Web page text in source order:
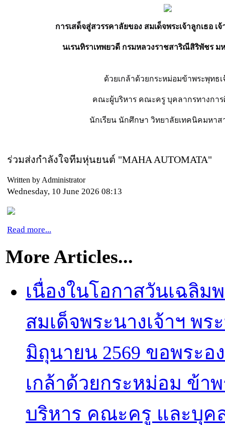
การเสด็จสู่สวรรคาลัยของ สมเด็จพระเจ้าลูกเธอ เ
นเรนทิราเทพยวดี กรมหลวงราชสาริณีสิริพัชร ม
ด้วยเกล้าด้วยกระหม่อมข้าพระพุทธเ
คณะผู้บริหาร คณะครู บุคลากรทางกา
นักเรียน นักศึกษา วิทยาลัยเทคนิคมหาส
ร่วมส่งกำลังใจทีมหุ่นยนต์ "MAHA AUTOMATA"
Written by Administrator
Wednesday, 10 June 2026 08:13
Read more...
More Articles...
เนื่องในโอกาสวันเฉลิม
สมเด็จพระนางเจ้าฯ พร
มิถุนายน 2569 ขอพระอ
เกล้าด้วยกระหม่อม ข้า
บริหาร คณะครู และบุค